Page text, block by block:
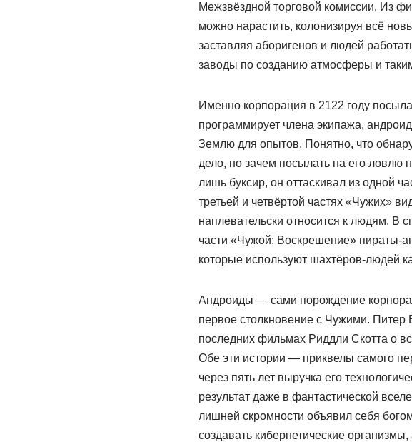
Межзвёздной торговой комиссии. Из
можно нарастить, колонизируя всё
заставляя аборигенов и людей
заводы по созданию атмосферы и
Именно корпорация в 2122 году
программирует члена экипажа,
Землю для опытов. Понятно, что
дело, но зачем посылать на его ловлю
лишь буксир, он оттаскивал из одной
третьей и четвёртой частях «Чужих»
наплевательски относится к людям. В
части «Чужой: Воскрешение» пираты-
которые используют шахтёров-людей
Андроиды — сами порождение
первое столкновение с Чужими. Питер
последних фильмах Риддли Скотта о
Обе эти истории — приквелы самого
через пять лет выручка его
результат даже в фантастической
лишней скромности объявил себя
создавать кибернетические